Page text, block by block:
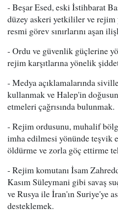
- Beşar Esed, eski İstihbarat
düzey askeri yetkililer ve
resmi görev sınırlarını aşan
- Ordu ve güvenlik güçlerine
rejim karşıtlarına yönelik
- Medya açıklamalarında
kullanmak ve Halep'in
etmeleri çağrısında bulunmak.
- Rejim ordusunu, muhalif
imha edilmesi yönünde teşvik
öldürme ve zorla göç ettirme
- Rejim komutanı İsam
Kasım Süleymani gibi savaş
ve Rusya ile İran'ın Suriye'ye
desteklemek.